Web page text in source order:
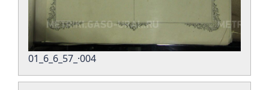
01_6_6_57_·004